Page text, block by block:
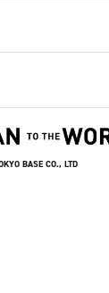
BASE CO., LTD